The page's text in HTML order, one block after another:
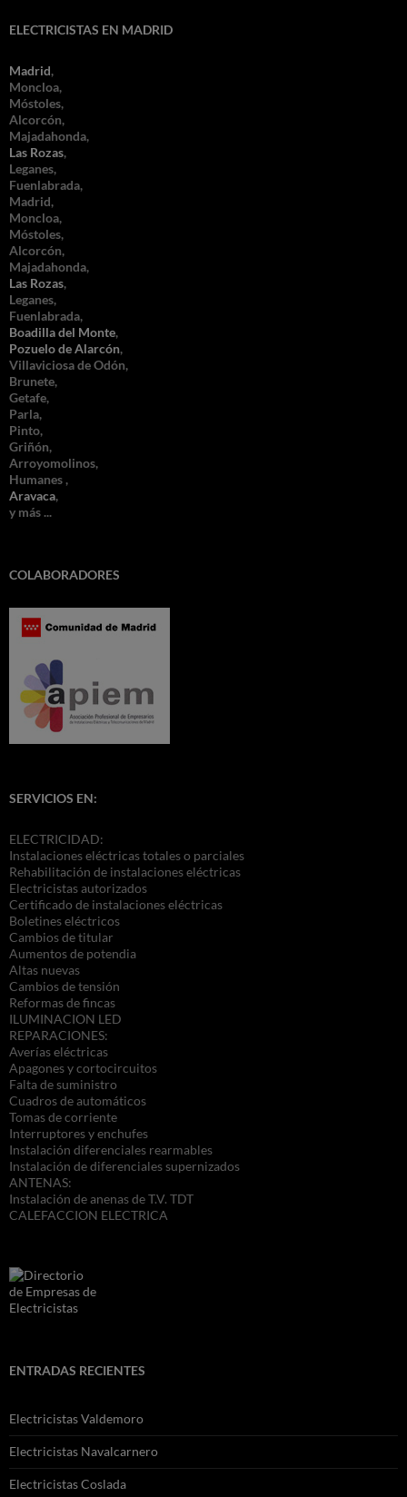
ELECTRICISTAS EN MADRID
Madrid,
Moncloa,
Móstoles,
Alcorcón,
Majadahonda,
Las Rozas,
Leganes,
Fuenlabrada,
Madrid,
Moncloa,
Móstoles,
Alcorcón,
Majadahonda,
Las Rozas,
Leganes,
Fuenlabrada,
Boadilla del Monte,
Pozuelo de Alarcón,
Villaviciosa de Odón,
Brunete,
Getafe,
Parla,
Pinto,
Griñón,
Arroyomolinos,
Humanes ,
Aravaca,
y más ...
COLABORADORES
SERVICIOS EN:
ELECTRICIDAD:
Instalaciones eléctricas totales o parciales
Rehabilitación de instalaciones eléctricas
Electricistas autorizados
Certificado de instalaciones eléctricas
Boletines eléctricos
Cambios de titular
Aumentos de potendia
Altas nuevas
Cambios de tensión
Reformas de fincas
ILUMINACION LED
REPARACIONES:
Averías eléctricas
Apagones y cortocircuitos
Falta de suministro
Cuadros de automáticos
Tomas de corriente
Interruptores y enchufes
Instalación diferenciales rearmables
Instalación de diferenciales supernizados
ANTENAS:
Instalación de anenas de T.V. TDT
CALEFACCION ELECTRICA
ENTRADAS RECIENTES
Electricistas Valdemoro
Electricistas Navalcarnero
Electricistas Coslada